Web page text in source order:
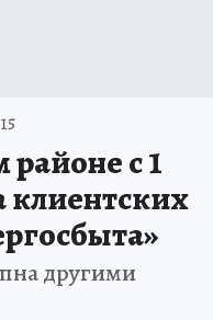
с 1
клиентских
другими